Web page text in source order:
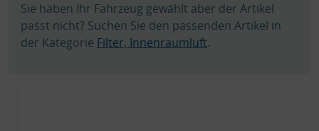
Sie haben Ihr Fahrzeug gewählt aber der Artikel
passt nicht? Suchen Sie den passenden Artikel in
der Kategorie Filter, Innenraumluft.